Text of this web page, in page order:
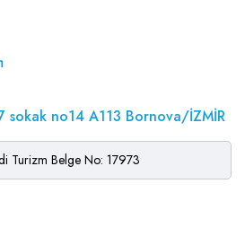
sokak no14 A113 Bornova/İZMİR
Turizm Belge No: 17973